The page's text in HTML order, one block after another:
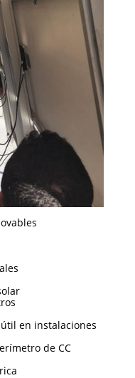
en instalaciones
de CC